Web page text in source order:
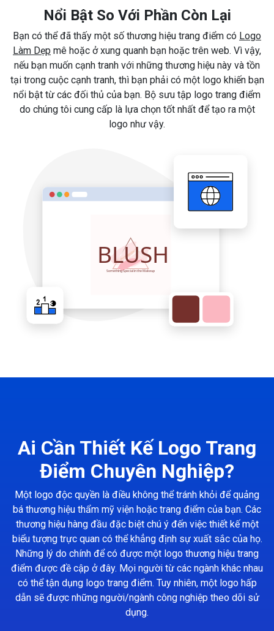
Nổi Bật So Với Phần Còn Lại
Bạn có thể đã thấy một số thương hiệu trang điểm có Logo
Làm Dẹp mê hoặc ở xung quanh bạn hoặc trên web. Vì vậy,
nếu bạn muốn cạnh tranh với những thương hiệu này và tồn
tại trong cuộc cạnh tranh, thì bạn phải có một logo khiến bạn
nổi bật từ các đối thủ của bạn. Bộ sưu tập logo trang điểm
do chúng tôi cung cấp là lựa chọn tốt nhất để tạo ra một
logo như vậy.
Ai Cần Thiết Kế Logo Trang
Điểm Chuyên Nghiệp?
Một logo độc quyền là điều không thể tránh khỏi để quảng
bá thương hiệu thẩm mỹ viện hoặc trang điểm của bạn. Các
thương hiệu hàng đầu đặc biệt chú ý đến việc thiết kế một
biểu tượng trực quan có thể khẳng định sự xuất sắc của họ.
Những lý do chính để có được một logo thương hiệu trang
điểm được đề cập ở đây. Mọi người từ các ngành khác nhau
có thể tận dụng logo trang điểm. Tuy nhiên, một logo hấp
dẫn sẽ được những người/ngành công nghiệp theo dõi sử
dụng.